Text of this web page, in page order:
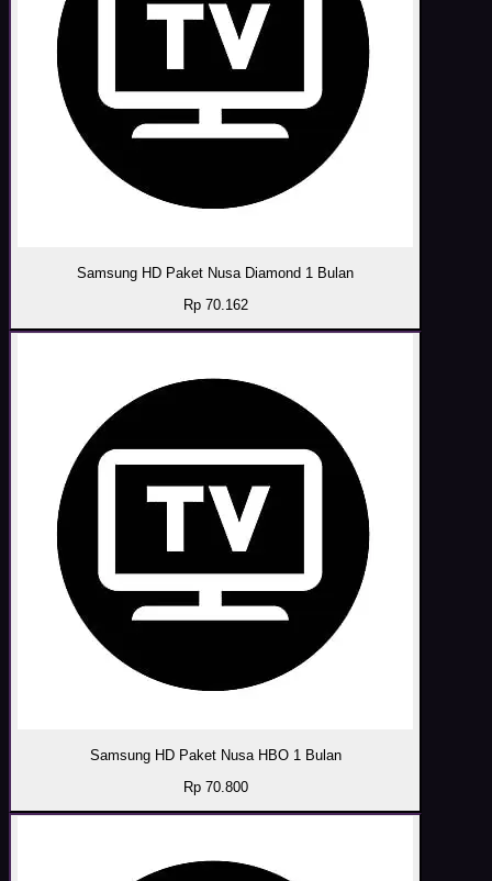
Samsung HD Paket Nusa Diamond 1 Bulan
Rp 70.162
Samsung HD Paket Nusa HBO 1 Bulan
Rp 70.800